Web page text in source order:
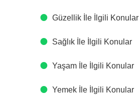
Güzellik İle İlgili Konular
Sağlık İle İlgili Konular
Yaşam İle İlgili Konular
Yemek İle İlgili Konular